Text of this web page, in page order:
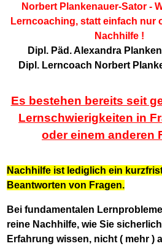
Dipl. Päd. Alexandra
Dipl. Lerncoach Norbert
Es bestehen bereits seit
Lernschwierigkeiten in
oder einem anderen
Nachhilfe ist lediglich ein
Beantworten von Fragen.
Bei fundamentalen
reine Nachhilfe, wie Sie
Erfahrung wissen, nicht ( mehr )